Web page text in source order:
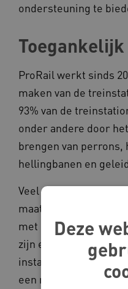
ondersteuning te
ProRail werkt sinds
maken van de
93% van de
onder andere door
brengen van perrons,
hellingbanen en
Veel
maatregelen
met een beperking
zijn er
instap, zijn er
een rollator, is er
Deze